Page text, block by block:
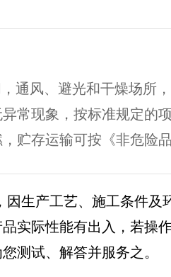
通风、避光和干燥场所
常现象，按标准规定的
贮存运输可按《非危险
生产工艺、施工条件及
实际性能有出入，若操
测试、解答并服务之。